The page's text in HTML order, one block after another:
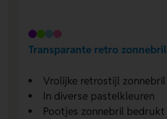
Transparante retro zonnebril
Vrolijke retrostijl zonnebril
In diverse pastelkleuren
Pootjes zonnebril bedrukt